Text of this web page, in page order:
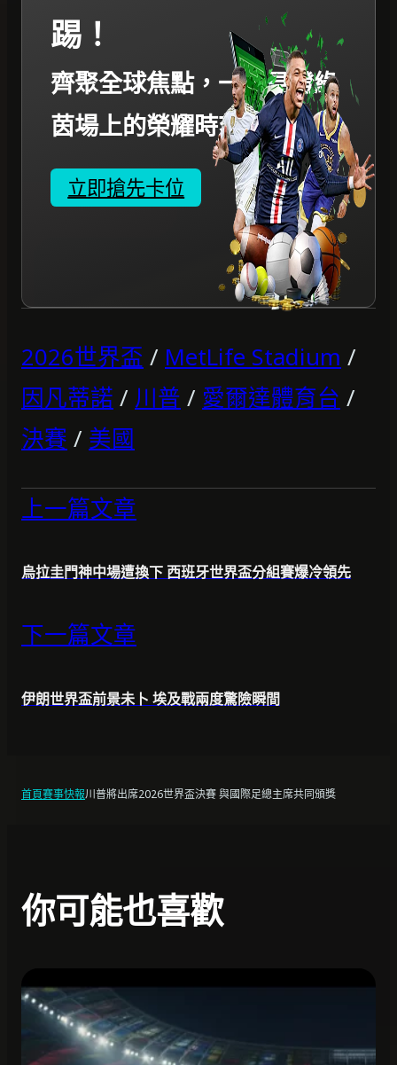
踢！
齊聚全球焦點，一起見證綠
茵場上的榮耀時刻。
立即搶先卡位
2026世界盃 / MetLife Stadium /
因凡蒂諾 / 川普 / 愛爾達體育台 /
決賽 / 美國
上一篇文章
烏拉圭門神中場遭換下 西班牙世界盃分組賽爆冷領先
下一篇文章
伊朗世界盃前景未卜 埃及戰兩度驚險瞬間
首頁賽事快報川普將出席2026世界盃決賽 與國際足總主席共同頒獎
你可能也喜歡